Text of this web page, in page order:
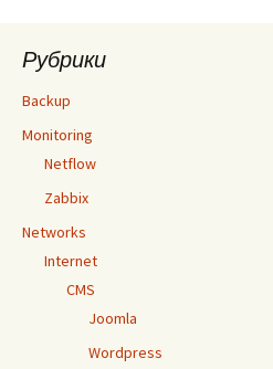
Рубрики
Backup
Monitoring
Netflow
Zabbix
Networks
Internet
CMS
Joomla
Wordpress